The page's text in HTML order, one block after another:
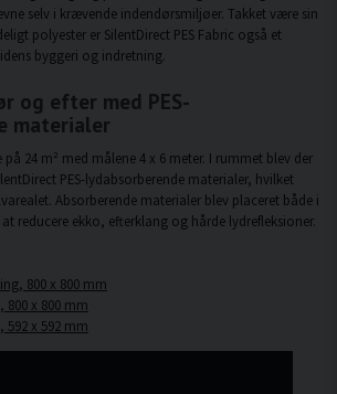
selv i krævende indendørsmiljøer. Takket være sin
polyester er SilentDirect PES Fabric også et
byggeri og indretning.
og efter med PES-
materialer
24 m² med målene 4 x 6 meter. I rummet blev der
PES-lydabsorberende materialer, hvilket
Absorberende materialer blev placeret både i
reducere ekko, efterklang og hårde lydrefleksioner.
800 x 800 mm
800 x 800 mm
592 x 592 mm